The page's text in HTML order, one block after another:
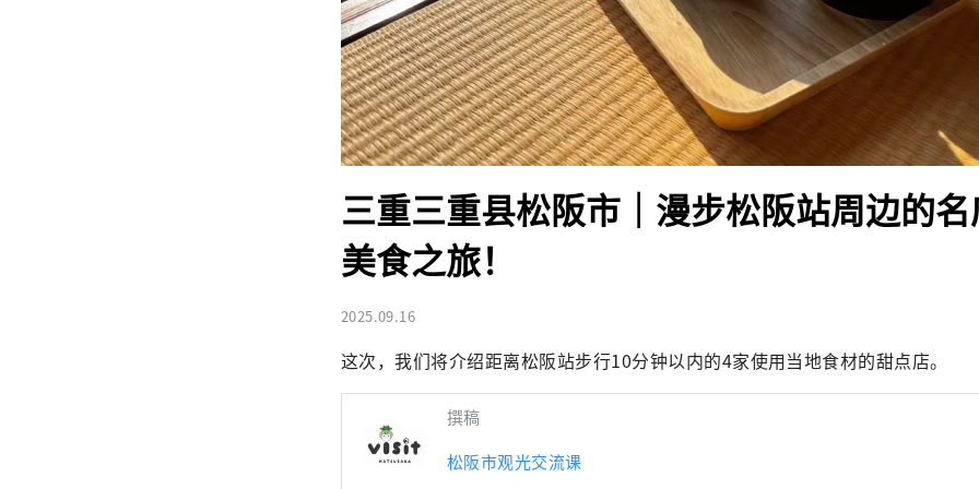
三重三重县松阪市｜漫步松阪站周边的
美食之旅！
2025.09.16
这次，我们将介绍距离松阪站步行10分钟以内的4家使用当地食材的甜点店。
撰稿
松阪市观光交流课